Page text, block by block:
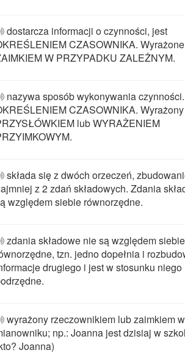
dostarcza informacji o czynności, jest
CZASOWNIKA. Wyrażone
W PRZYPADKU ZALEŻNYM.
nazywa sposób wykonywania
CZASOWNIKA. Wyrażony
lub WYRAŻENIEM
składa się z dwóch orzeczeń,
z 2 zdań składowych. Zdania
względem siebie równorzędne.
zdania składowe nie są względem siebie
tzn. jedno dopełnia i
drugiego i jest w stosunku niego
wyrażony rzeczownikiem lub zaimkiem w
np.: Joanna jest dzisiaj w
Joanna)